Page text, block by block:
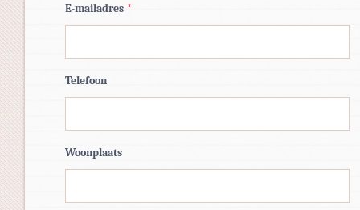
E-mailadres *
Telefoon
Woonplaats